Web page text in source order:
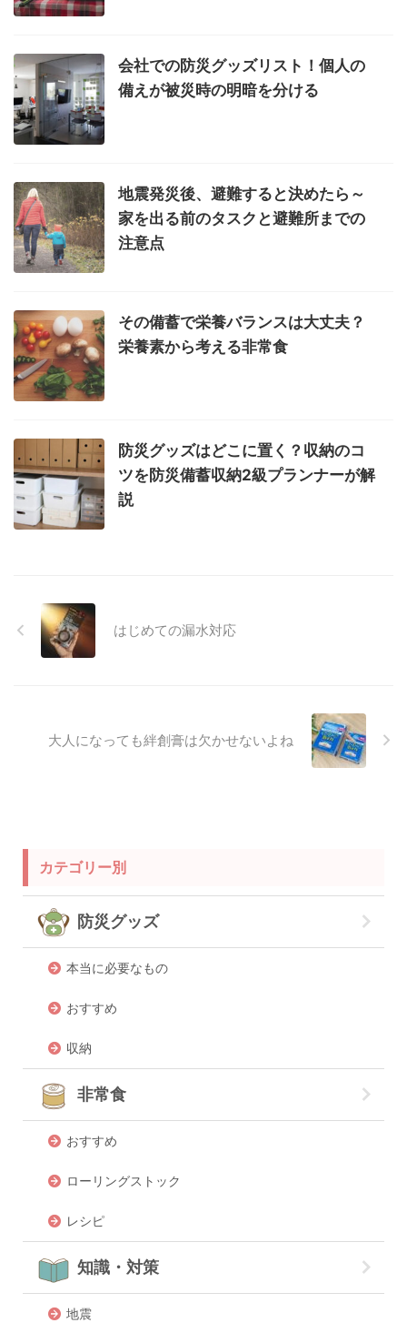
会社での防災グッズリスト！個人の
備えが被災時の明暗を分ける
地震発災後、避難すると決めたら～
家を出る前のタスクと避難所までの
注意点
その備蓄で栄養バランスは大丈夫？
栄養素から考える非常食
防災グッズはどこに置く？収納のコ
ツを防災備蓄収納2級プランナーが解
説
はじめての漏水対応
大人になっても絆創膏は欠かせないよね
カテゴリー別
防災グッズ
本当に必要なもの
おすすめ
収納
非常食
おすすめ
ローリングストック
レシピ
知識・対策
地震